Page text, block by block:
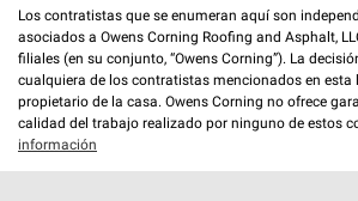
Los contratistas que se enumeran aquí son
asociados a Owens Corning Roofing and Asphalt,
filiales (en su conjunto, “Owens Corning”). La
cualquiera de los contratistas mencionados en esta
propietario de la casa. Owens Corning no ofrece
calidad del trabajo realizado por ninguno de estos
información